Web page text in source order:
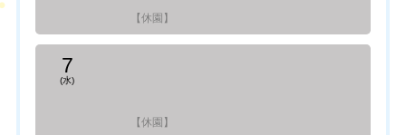
【休園】
7
(水)
【休園】